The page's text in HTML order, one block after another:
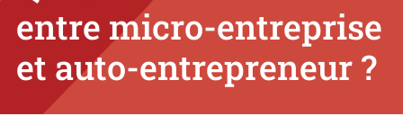
entre micro-entreprise
et auto-entrepreneur ?